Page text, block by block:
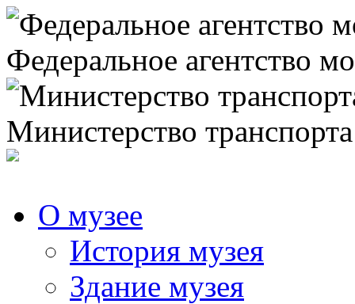
Федеральное агентство
Министерство
О музее
История музея
Здание музея